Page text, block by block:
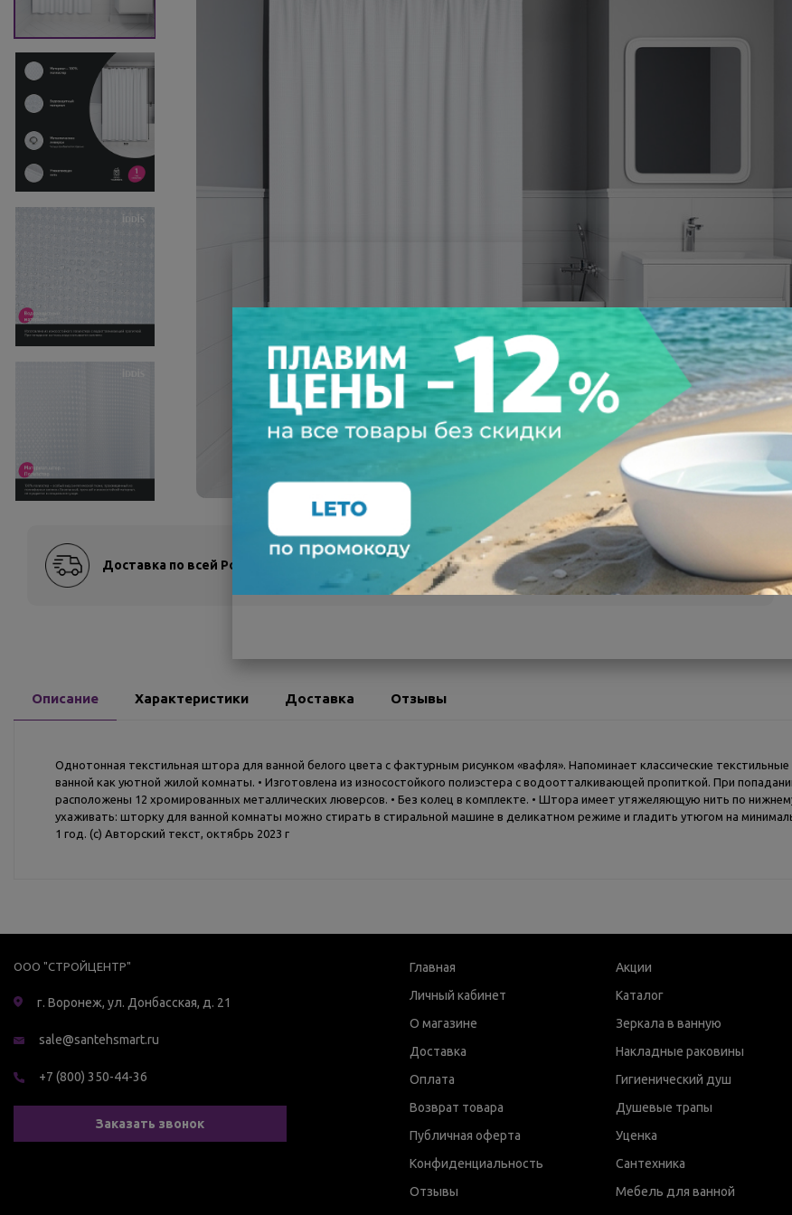
Доставка по всей России Оплата после осмотра Всегда низкие цены
Описание Характеристики Доставка Отзывы
Однотонная текстильная штора для ванной белого цвета с фактурным рисунком «вафля». Напоминает классические
ванной как уютной жилой комнаты. • Изготовлена из износостойкого полиэстера с водоотталкивающей пропиткой. При
расположены 12 хромированных металлических люверсов. • Без колец в комплекте. • Штора имеет утяжеляющую нить по
ухаживать: шторку для ванной комнаты можно стирать в стиральной машине в деликатном режиме и гладить утюгом на
1 год. (с) Авторский текст, октябрь 2023 г
ООО "СТРОЙЦЕНТР"
г. Воронеж, ул. Донбасская, д. 21
sale@santehsmart.ru
+7 (800) 350-44-36
Заказать звонок
Главная
Личный кабинет
О магазине
Доставка
Оплата
Возврат товара
Публичная оферта
Конфиденциальность
Отзывы
Акции
Каталог
Зеркала в ванную
Накладные раковины
Гигиенический душ
Душевые трапы
Уценка
Сантехника
Мебель для ванной